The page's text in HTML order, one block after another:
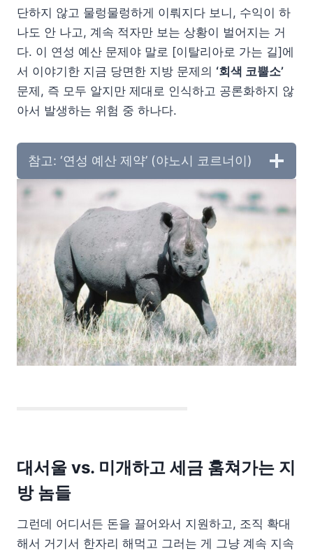
단하지 않고 물렁물렁하게 이뤄지다 보니, 수익이 하
나도 안 나고, 계속 적자만 보는 상황이 벌어지는 거
다. 이 연성 예산 문제야 말로 [이탈리아로 가는 길]에
서 이야기한 지금 당면한 지방 문제의 ‘회색 코뿔소’
문제, 즉 모두 알지만 제대로 인식하고 공론화하지 않
아서 발생하는 위험 중 하나다.
참고: ‘연성 예산 제약’ (야노시 코르너이)
대서울 vs. 미개하고 세금 훔쳐가는 지
방 놈들
그런데 어디서든 돈을 끌어와서 지원하고, 조직 확대
해서 거기서 한자리 해먹고 그러는 게 그냥 계속 지속